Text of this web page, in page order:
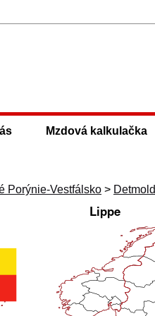
Mzdová kalkulačka
Porýnie-Vestfálsko > Detmold